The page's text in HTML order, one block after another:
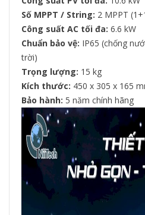
Số MPPT / String: 2 MPPT
Công suất AC tối đa: 6.6 kW
Chuẩn bảo vệ: IP65 (chống
trời)
Trọng lượng: 15 kg
Kích thước: 450 x 305 x 165
Bảo hành: 5 năm chính hãng